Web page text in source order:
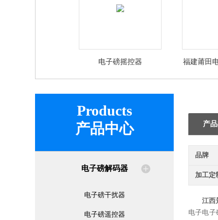
电子磅摇控器
福建莆田
Products
产品中心
电子磅解码器
电子磅干扰器
电子磅遥控器
产
品牌
加工定
江西
电子电